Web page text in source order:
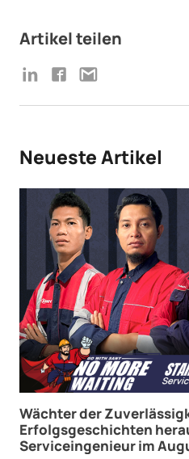
Artikel teilen
Neueste Artikel
Wächter der
Erfolgsgeschichten
Serviceingenieur im